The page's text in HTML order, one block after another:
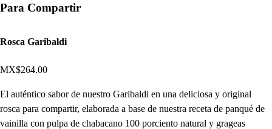
Para Compartir
Rosca Garibaldi
MX$264.00
El auténtico sabor de nuestro Garibaldi en una deliciosa y original
rosca para compartir, elaborada a base de nuestra receta de panqué de
vainilla con pulpa de chabacano 100 porciento natural y grageas